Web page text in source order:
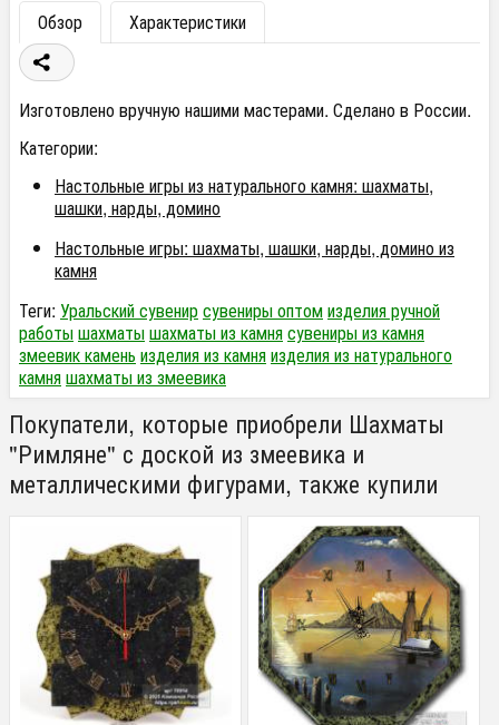
Обзор Характеристики
Изготовлено вручную нашими мастерами. Сделано в России.
Категории:
Настольные игры из натурального камня: шахматы,
шашки, нарды, домино
Настольные игры: шахматы, шашки, нарды, домино из
камня
Теги: Уральский сувенирсувениры оптомизделия ручной
работышахматышахматы из камнясувениры из камня
змеевик камень изделия из камняизделия из натурального
камняшахматы из змеевика
Покупатели, которые приобрели Шахматы
"Римляне" с доской из змеевика и
металлическими фигурами, также купили